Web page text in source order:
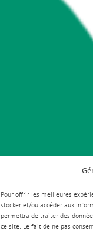
Pour offrir les meilleures
stocker et/ou accéder aux
permettra de traiter des
ce site. Le fait de ne pas